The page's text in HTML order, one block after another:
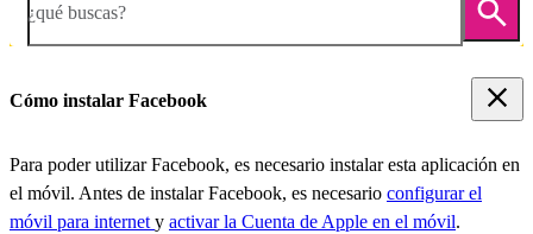
¿qué buscas?
Cómo instalar Facebook
Para poder utilizar Facebook, es necesario instalar esta aplicación en
el móvil. Antes de instalar Facebook, es necesario configurar el
móvil para internet y activar la Cuenta de Apple en el móvil.